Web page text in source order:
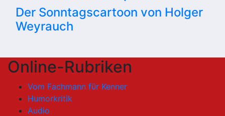
Der Sonntagscartoon von Holger
Weyrauch
Online-Rubriken
Vom Fachmann für Kenner
Humorkritik
Audio